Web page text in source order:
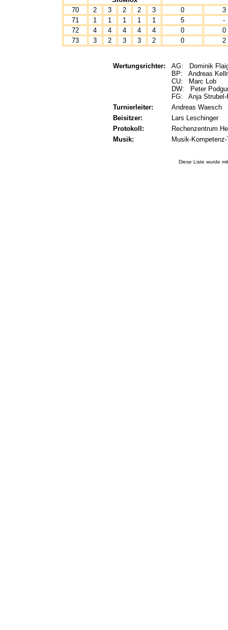
70
2 3 2 2 3 0
3
71
1 1 1 1 1 5
-
72
4 4 4 4 4 0
0
73
3 2 3 3 2 0 2
Wertungsrichter:
AG: Dominik
BP: Andreas
CU: Marc Lob
DW: Peter
FG: Anja
Turnierleiter:
Andreas Waesch
Beisitzer:
Lars Leschinger
Protokoll:
Rechenzentrum
Musik:
Musik-
Diese Liste wurde